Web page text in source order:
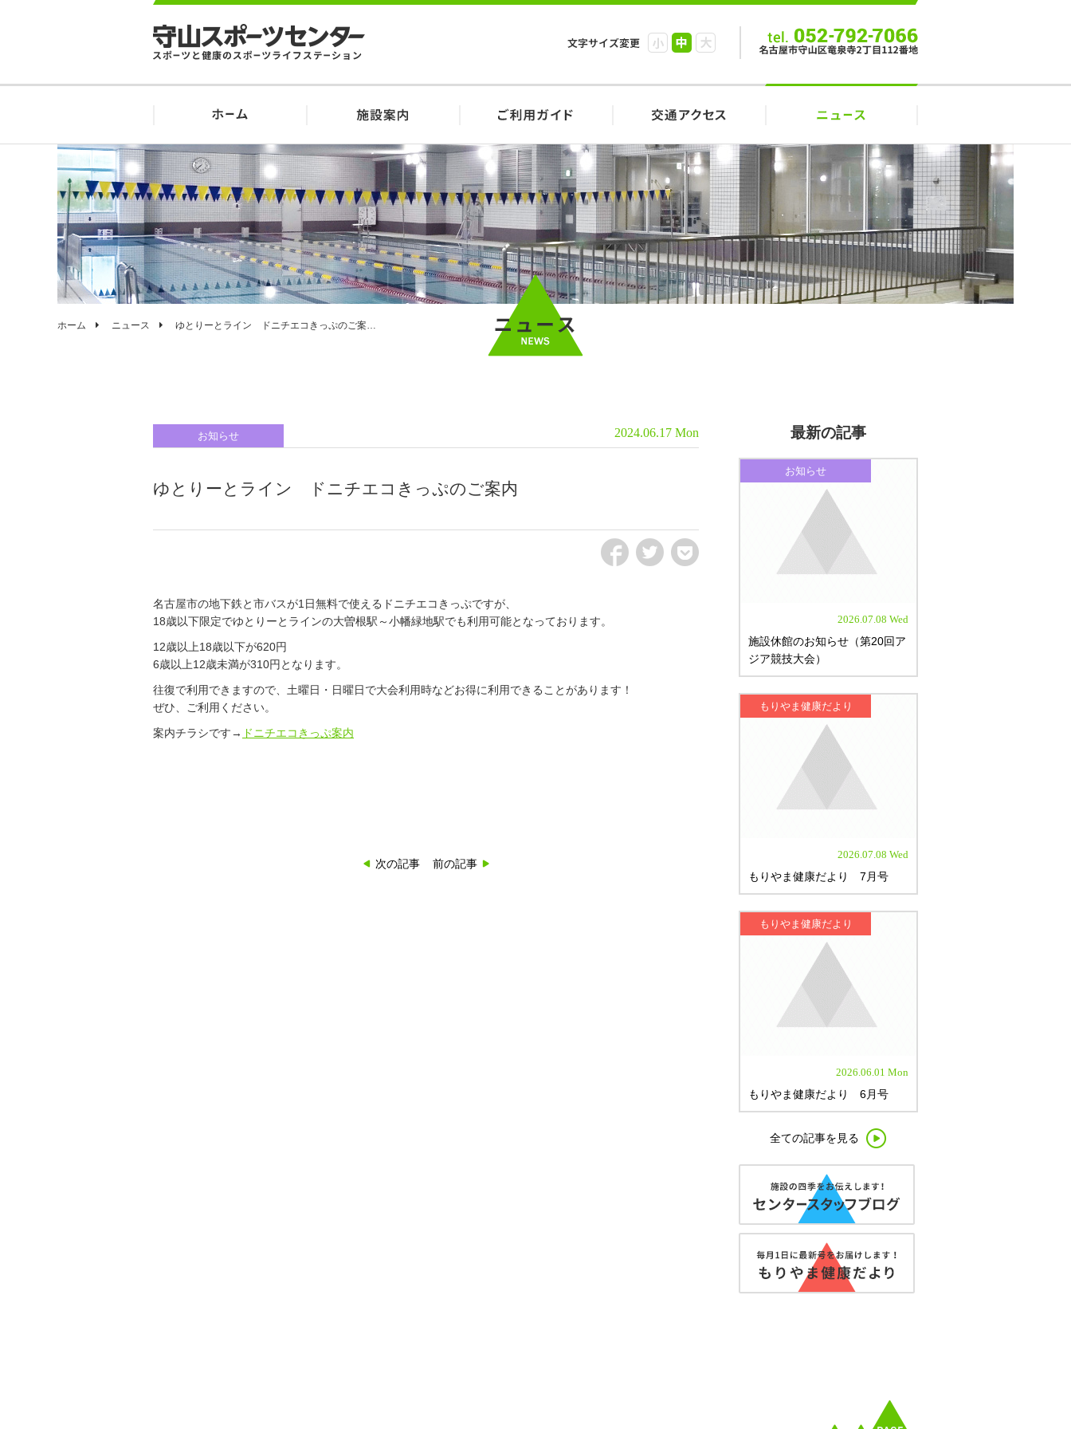
ホーム ニュース ゆとりーとライン ドニチエコきっぷのご案…
2024.06.17 Mon
お知らせ
ゆとりーとライン ドニチエコきっぷのご案内
名古屋市の地下鉄と市バスが1日無料で使えるドニチエコきっぷですが、
18歳以下限定でゆとりーとラインの大曽根駅～小幡緑地駅でも利用可能となっております。
12歳以上18歳以下が620円
6歳以上12歳未満が310円となります。
往復で利用できますので、土曜日・日曜日で大会利用時などお得に利用できることがあります！
ぜひ、ご利用ください。
案内チラシです→ ドニチエコきっぷ案内
次の記事 前の記事
最新の記事
お知らせ
2026.07.08 Wed
施設休館のお知らせ（第20回ア
ジア競技大会）
もりやま健康だより
2026.07.08 Wed
もりやま健康だより 7月号
もりやま健康だより
2026.06.01 Mon
もりやま健康だより 6月号
全ての記事を見る